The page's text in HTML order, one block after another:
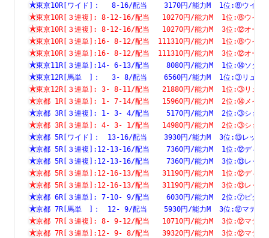
東京10R[ワイド]：　 8-16/配当    3170円/能力M  1位:⑧ウイング
東京10R[３連複]: 8-12-16/配当   10270円/能力M  1位:⑧ウイング
東京10R[３連複]: 8-12-16/配当   10270円/能力M  3位:⑫オールイ
東京10R[３連単]:16- 8-12/配当  111310円/能力M  1位:⑧ウイング
東京10R[３連単]:16- 8-12/配当  111310円/能力M  3位:⑫オールイ
東京11R[３連単]:14- 6-13/配当    8080円/能力M  1位:⑭ソダシ　
東京12R[馬単　]：　 3- 8/配当    6560円/能力M
東京12R[３連単]: 3- 8-11/配当   21880円/能力M
京都 1R[３連単]: 1- 7-14/配当   15960円/能力M  2位
京都 3R[３連複]: 1- 3- 4/配当    5170円/能力M  2
京都 3R[３連単]: 4- 3- 1/配当   14980円/能力M  2
京都 5R[ワイド]：　13-16/配当    3930円/能力M  3
京都 5R[３連複]:12-13-16/配当    7360円/能力M  1位
京都 5R[３連複]:12-13-16/配当    7360円/能力M  3
京都 5R[３連単]:12-16-13/配当   31190円/能力M  1位
京都 5R[３連単]:12-16-13/配当   31190円/能力M  3
京都 6R[３連単]: 7-10- 9/配当    6030円/能力M  2
京都 7R[馬単　]：　12- 9/配当    5930円/能力M  3位
京都 7R[３連複]: 8- 9-12/配当   10710円/能力M  3位
京都 7R[３連単]:12- 9- 8/配当   39320円/能力M  3位